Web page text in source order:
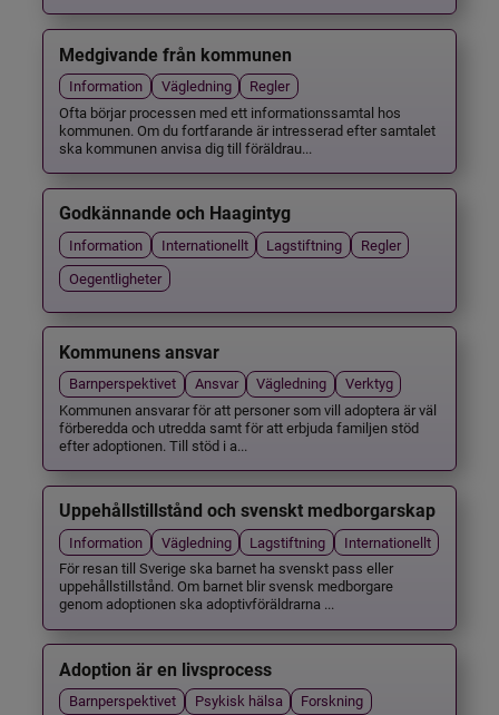
Medgivande från kommunen
Information Vägledning
Regler
Ofta börjar processen med ett informationssamtal hos
kommunen. Om du fortfarande är intresserad efter samtalet
ska kommunen anvisa dig till föräldrau...
Godkännande och Haagintyg
Information Internationellt Lagstiftning
Regler
Oegentligheter
Kommunens ansvar
Barnperspektivet Ansvar Vägledning
Verktyg
Kommunen ansvarar för att personer som vill adoptera är väl
förberedda och utredda samt för att erbjuda familjen stöd
efter adoptionen. Till stöd i a...
Uppehållstillstånd och svenskt medborgarskap
Information Vägledning Lagstiftning
Internationellt
För resan till Sverige ska barnet ha svenskt pass eller
uppehållstillstånd. Om barnet blir svensk medborgare
genom adoptionen ska adoptivföräldrarna ...
Adoption är en livsprocess
Barnperspektivet Psykisk hälsa
Forskning